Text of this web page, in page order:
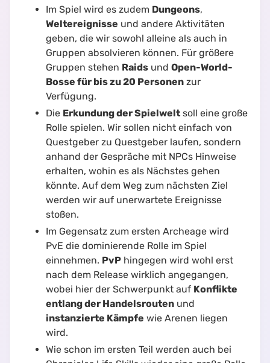
Im Spiel wird es zudem Dungeons,
Weltereignisse und andere Aktivitäten
geben, die wir sowohl alleine als auch in
Gruppen absolvieren können. Für größere
Gruppen stehen Raids und Open-World-
Bosse für bis zu 20 Personen zur
Verfügung.
Die Erkundung der Spielwelt soll eine große
Rolle spielen. Wir sollen nicht einfach von
Questgeber zu Questgeber laufen, sondern
anhand der Gespräche mit NPCs Hinweise
erhalten, wohin es als Nächstes gehen
könnte. Auf dem Weg zum nächsten Ziel
werden wir auf unerwartete Ereignisse
stoßen.
Im Gegensatz zum ersten Archeage wird
PvE die dominierende Rolle im Spiel
einnehmen. PvP hingegen wird wohl erst
nach dem Release wirklich angegangen,
wobei hier der Schwerpunkt auf Konflikte
entlang der Handelsrouten und
instanzierte Kämpfe wie Arenen liegen
wird.
Wie schon im ersten Teil werden auch bei